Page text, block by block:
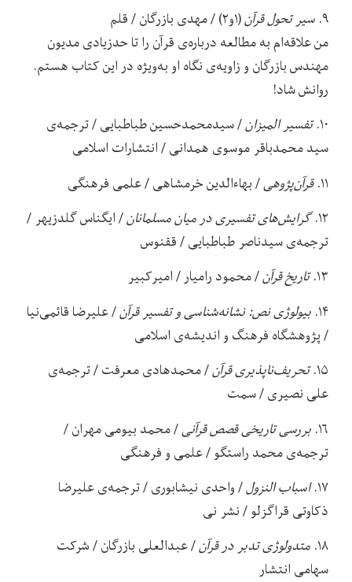
۹. سیر تحول قرآن(۱و۲) / مهدی بازرگان / قلم
من علاقه‌ام به مطالعه درباره‌ی قرآن را تا حدزیادی مدیون
مهندس بازرگان و زاویه‌ی نگاه او به‌ویژه در این کتاب هستم.
روانش شاد!
۱۰. تفسیر المیزان/ سیدمحمدحسین طباطبایی / ترجمه‌ی
سید محمدباقر موسوی همدانی / انتشارات اسلامی
۱۱. قرآن‌پژوهی/ بهاءالدین خرمشاهی / علمی فرهنگی
۱۲. گرایش‌های تفسیری در میان مسلمانان/ ایگناس گلدزیهر /
ترجمه‌ی سیدناصر طباطبایی / ققنوس
۱۳. تاریخ قرآن/ محمود رامیار / امیرکبیر
۱۴. بیولوژی نص: نشانه‌شناسی و تفسیر قرآن/ علیرضا قائمی‌نیا
/ پژوهشگاه فرهنگ و اندیشه‌ی اسلامی
۱۵. تحریف‌ناپذیری قرآن/ محمدهادی معرفت / ترجمه‌ی
علی نصیری / سمت
۱۶. بررسی تاریخی قصص قرآنی/ محمد بیومی مهران /
ترجمه‌ی محمد راستگو / علمی و فرهنگی
۱۷. اسباب النزول/ واحدی نیشابوری / ترجمه‌ی علیرضا
ذکاوتی قراگزلو / نشر نی
۱۸. متدولوژی تدبر در قرآن/ عبدالعلی بازرگان / شرکت
سهامی انتشار